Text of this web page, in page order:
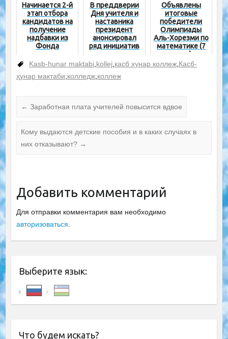
Начинается 2-й
этап отбора
кандидатов на
получение
надбавки из
Фонда
В преддверии
Дня учителя и
наставника
президент
анонсировал
ряд инициатив
педагогов
Объявлены
итоговые
победители
Олимпиады
Аль-Хорезми по
математике (7
класс)
Kasb-hunar maktabi kollej касб хунар коллеж, Касб-
ҳунар мактаби колледж, коллеж
← Заработная плата учителей повысится вдвое
Кому выдаются детские пособия и в каких случаях в
них отказывают? →
Добавить комментарий
Для отправки комментария вам необходимо
авторизоваться
Выберите язык:
Что будем искать?